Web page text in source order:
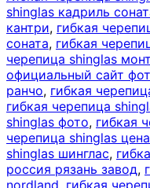
shinglas кадриль
кантри, гибкая
соната, гибкая
черепица shinglas
официальный сайт
ранчо, гибкая
гибкая черепица
shinglas фото, гибкая
черепица shinglas
shinglas шинглас,
россия рязань завод,
nordland, гибкая